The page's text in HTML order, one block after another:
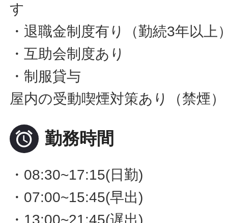
す
・退職金制度有り（勤続3年以上
・互助会制度あり
・制服貸与
屋内の受動喫煙対策あり（禁煙）
 勤務時間
・08:30~17:15(日勤)
・07:00~15:45(早出)
・13:00~21:45(遅出)